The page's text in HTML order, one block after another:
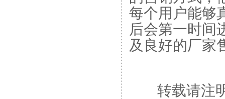
每个用户能够
后会第一时间
及良好的厂家
转载请注明